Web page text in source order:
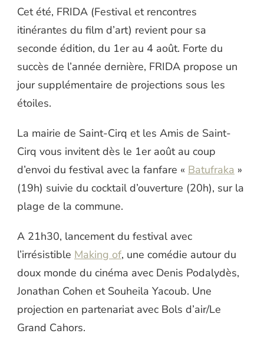
Cet été, FRIDA (Festival et rencontres
itinérantes du film d’art) revient pour sa
seconde édition, du 1er au 4 août. Forte du
succès de l’année dernière, FRIDA propose un
jour supplémentaire de projections sous les
étoiles.
La mairie de Saint-Cirq et les Amis de Saint-
Cirq vous invitent dès le 1er août au coup
d’envoi du festival avec la fanfare « Batufraka »
(19h) suivie du cocktail d’ouverture (20h), sur la
plage de la commune.
A 21h30, lancement du festival avec
l’irrésistible Making of, une comédie autour du
doux monde du cinéma avec Denis Podalydès,
Jonathan Cohen et Souheila Yacoub. Une
projection en partenariat avec Bols d’air/Le
Grand Cahors.